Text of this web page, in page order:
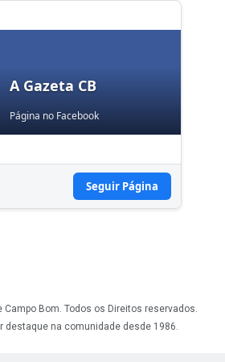
A Gazeta CB
Página no Facebook
Seguir Página
Bom. Todos os Direitos reservados.
destaque na comunidade desde 1986.